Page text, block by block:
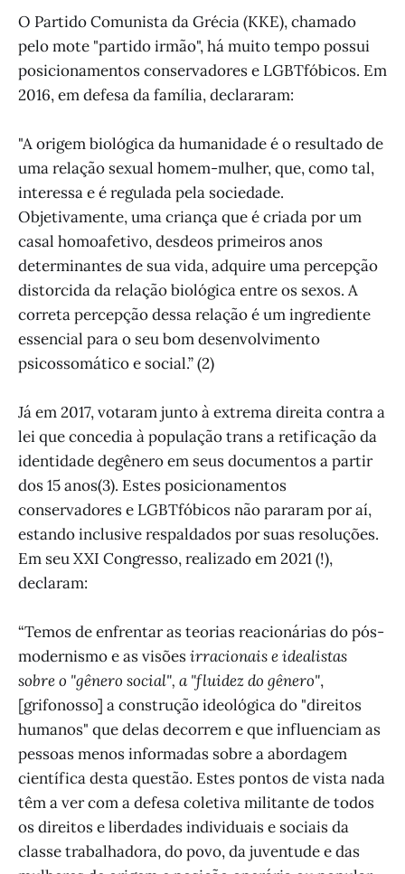
O Partido Comunista da Grécia (KKE), chamado
pelo mote "partido irmão", há muito tempo possui
posicionamentos conservadores e LGBTfóbicos. Em
2016, em defesa da família, declararam:
"A origem biológica da humanidade é o resultado de
uma relação sexual homem-mulher, que, como tal,
interessa e é regulada pela sociedade.
Objetivamente, uma criança que é criada por um
casal homoafetivo, desdeos primeiros anos
determinantes de sua vida, adquire uma percepção
distorcida da relação biológica entre os sexos. A
correta percepção dessa relação é um ingrediente
essencial para o seu bom desenvolvimento
psicossomático e social.” (2)
Já em 2017, votaram junto à extrema direita contra a
lei que concedia à população trans a retificação da
identidade degênero em seus documentos a partir
dos 15 anos(3). Estes posicionamentos
conservadores e LGBTfóbicos não pararam por aí,
estando inclusive respaldados por suas resoluções.
Em seu XXI Congresso, realizado em 2021 (!),
declaram:
“Temos de enfrentar as teorias reacionárias do pós-
modernismo e as visõesirracionais e idealistas
sobre o "gênero social", a "fluidez do gênero",
[grifonosso] a construção ideológica do "direitos
humanos" que delas decorrem e que influenciam as
pessoas menos informadas sobre a abordagem
científica desta questão. Estes pontos de vista nada
têm a ver com a defesa coletiva militante de todos
os direitos e liberdades individuais e sociais da
classe trabalhadora, do povo, da juventude e das